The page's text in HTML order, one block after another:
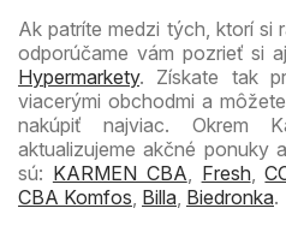
Ak patríte medzi tých, ktorí si
odporúčame vám pozrieť si
Hypermarkety. Získate tak
viacerými obchodmi a
nakúpiť najviac. Okrem
aktualizujeme akčné ponuky
sú: KARMEN CBA, Fresh,
CBA Komfos, Billa, Biedronka.